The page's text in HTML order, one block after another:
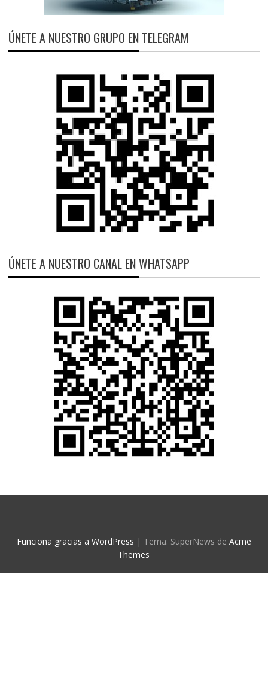
ÚNETE A NUESTRO GRUPO EN TELEGRAM
ÚNETE A NUESTRO CANAL EN WHATSAPP
Funciona gracias a WordPress | Tema: SuperNews de Acme
Themes